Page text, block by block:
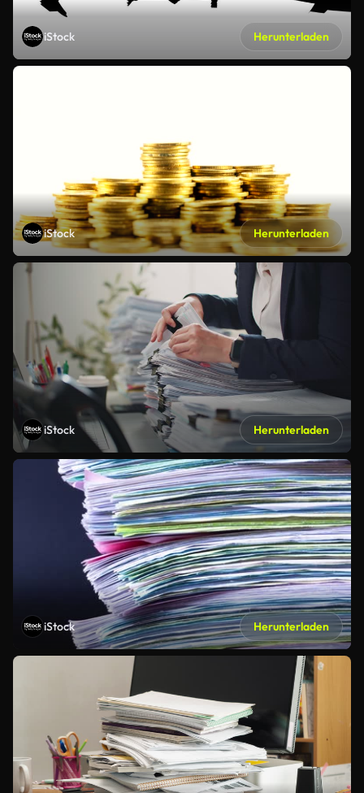
iStock Herunterladen
iStock Herunterladen
iStock Herunterladen
iStock Herunterladen